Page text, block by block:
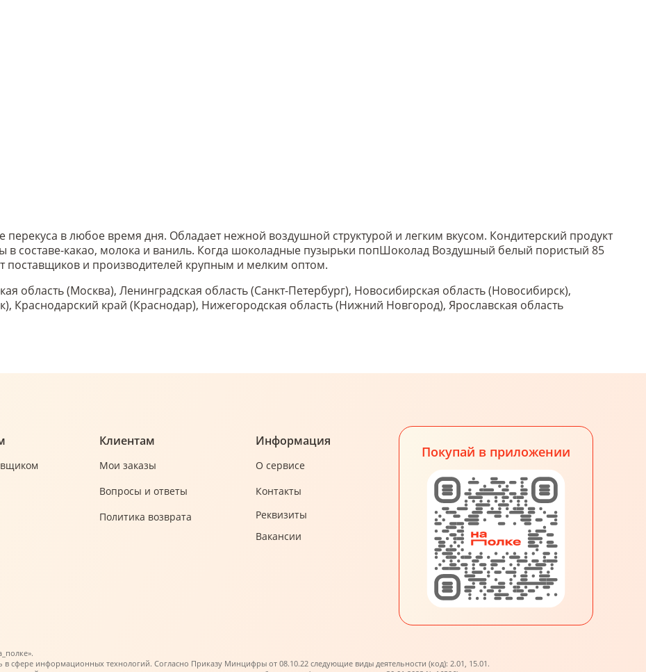
в любое время дня. Обладает нежной воздушной структурой и легким вкусом. Кондитерский продукт
в составе-какао, молока и ваниль. Когда шоколадные пузырьки попШоколад Воздушный белый пористый 85
поставщиков и производителей крупным и мелким оптом.
область (Москва), Ленинградская область (Санкт-Петербург), Новосибирская область (Новосибирск),
Краснодарский край (Краснодар), Нижегородская область (Нижний Новгород), Ярославская область
Клиентам
Мои заказы
Вопросы и ответы
Политика возврата
Информация
О сервисе
Контакты
Реквизиты
Вакансии
Покупай в приложении
в сфере информационных технологий. Согласно Приказу Минцифры от 08.10.22 следующие виды деятельности (код): 2.01, 15.01.